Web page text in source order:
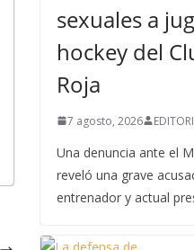
sexuales a
hockey del
Roja
7 agosto, 2026
Una denuncia ante el
reveló una grave
entrenador y actual